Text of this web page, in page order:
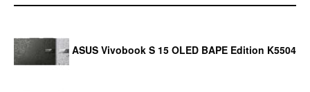
ASUS Vivobook S 15 OLED BAPE Edition K5504